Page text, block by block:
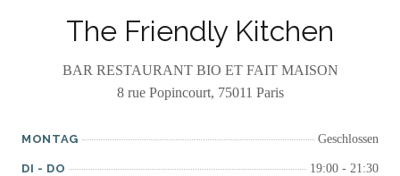
The Friendly Kitchen
BAR RESTAURANT BIO ET FAIT MAISON
8 rue Popincourt, 75011 Paris
MONTAG Geschlossen
DI - DO 19:00 - 21:30